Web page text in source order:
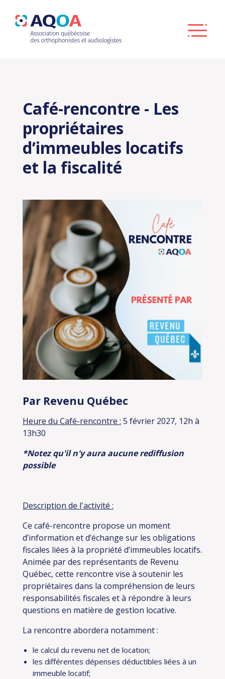
Café-rencontre - Les
propriétaires
d’immeubles locatifs
et la fiscalité
Par Revenu Québec
Heure du Café-rencontre : 5 février 2027, 12h à
13h30
*Notez qu'il n'y aura aucune rediffusion
possible
Description de l'activité :
Ce café-rencontre propose un moment
d’information et d’échange sur les obligations
fiscales liées à la propriété d’immeubles locatifs.
Animée par des représentants de Revenu
Québec, cette rencontre vise à soutenir les
propriétaires dans la compréhension de leurs
responsabilités fiscales et à répondre à leurs
questions en matière de gestion locative.
La rencontre abordera notamment :
le calcul du revenu net de location;
les différentes dépenses déductibles liées à un
immeuble locatif;